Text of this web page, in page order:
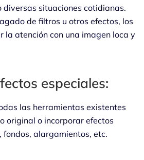
situaciones cotidianas.
de filtros u otros efectos, los
la atención con una imagen loca y
especiales:
las herramientas existentes
original o incorporar efectos
fondos, alargamientos, etc.